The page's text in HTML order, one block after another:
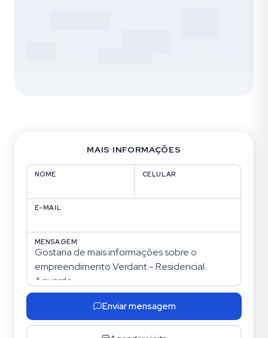
MAIS INFORMAÇÕES
NOME CELULAR
E-MAIL
MENSAGEM
Enviar mensagem